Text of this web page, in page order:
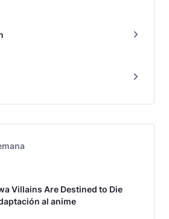
Villains Are Destined to Die
al anime